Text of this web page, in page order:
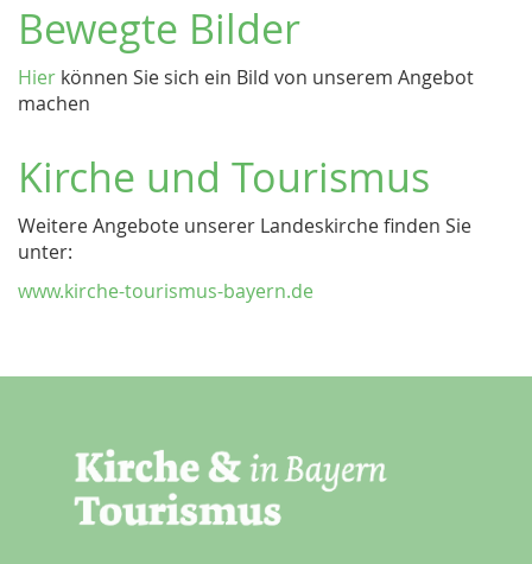
Bewegte Bilder
Hier können Sie sich ein Bild von unserem Angebot
machen
Kirche und Tourismus
Weitere Angebote unserer Landeskirche finden Sie
unter:
www.kirche-tourismus-bayern.de